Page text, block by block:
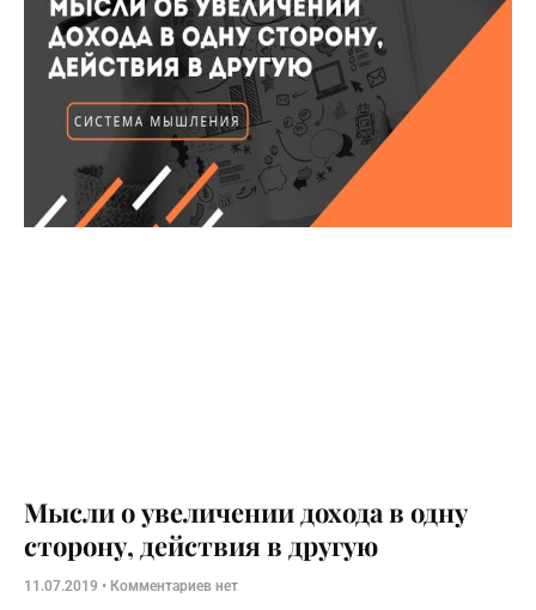
Мысли о увеличении дохода в одну
сторону, действия в другую
11.07.2019 Комментариев нет